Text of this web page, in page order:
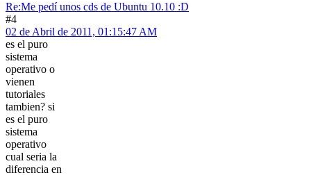
Re:Me pedí­ unos cds de Ubuntu 10.10 :D
#4
02 de Abril de 2011, 01:15:47 AM
es el puro
sistema
operativo o
vienen
tutoriales
tambien? si
es el puro
sistema
operativo
cual seria la
diferencia en